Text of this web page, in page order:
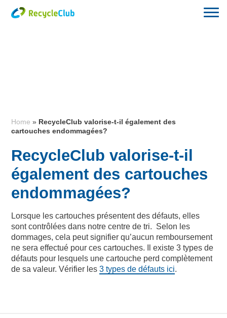
Home » RecycleClub valorise-t-il également des
cartouches endommagées?
RecycleClub valorise-t-il
également des cartouches
endommagées?
Lorsque les cartouches présentent des défauts, elles
sont contrôlées dans notre centre de tri. Selon les
dommages, cela peut signifier qu’aucun remboursement
ne sera effectué pour ces cartouches. Il existe 3 types de
défauts pour lesquels une cartouche perd complètement
de sa valeur. Vérifier les3 types de défauts ici.